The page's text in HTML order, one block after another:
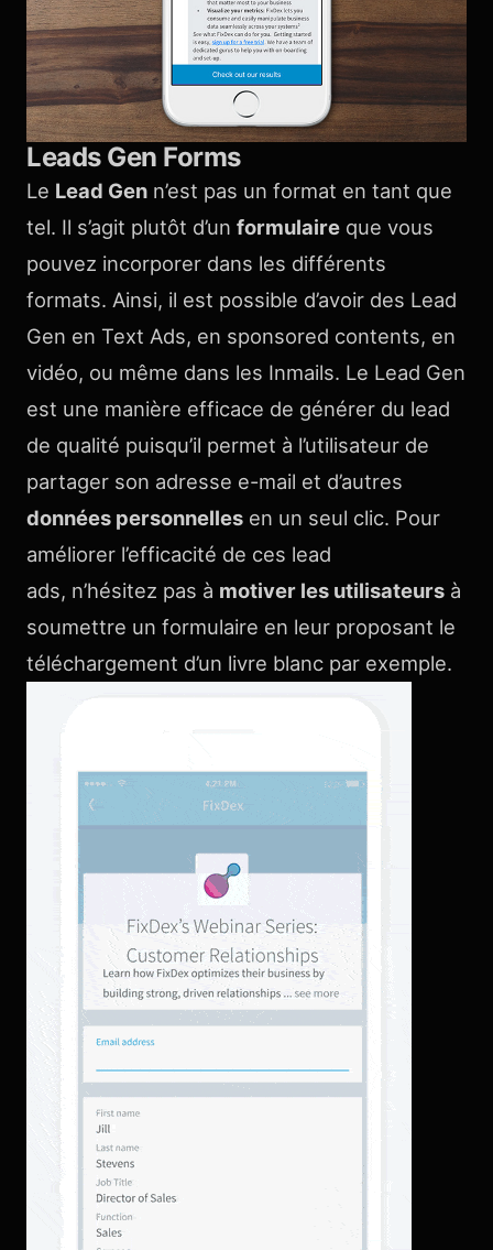
Leads Gen Forms
Le Lead Gen n’est pas un format en tant que
tel. Il s’agit plutôt d’un formulaire que vous
pouvez incorporer dans les différents
formats. Ainsi, il est possible d’avoir des Lead
Gen en Text Ads, en sponsored contents, en
vidéo, ou même dans les Inmails. Le Lead Gen
est une manière efficace de générer du lead
de qualité puisqu’il permet à l’utilisateur de
partager son adresse e-mail et d’autres
données personnelles en un seul clic. Pour
améliorer l’efficacité de ces lead
ads, n’hésitez pas à motiver les utilisateurs à
soumettre un formulaire en leur proposant le
téléchargement d’un livre blanc par exemple.